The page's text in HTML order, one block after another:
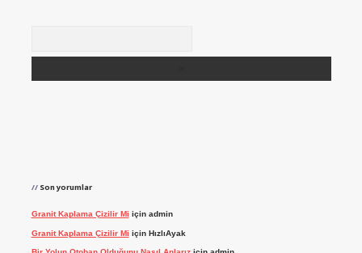
Son yorumlar
Granit Kaplama Çizilir Mi için admin
Granit Kaplama Çizilir Mi için HızlıAyak